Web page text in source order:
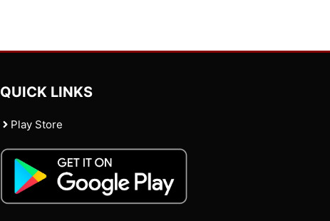
QUICK LINKS
Play Store